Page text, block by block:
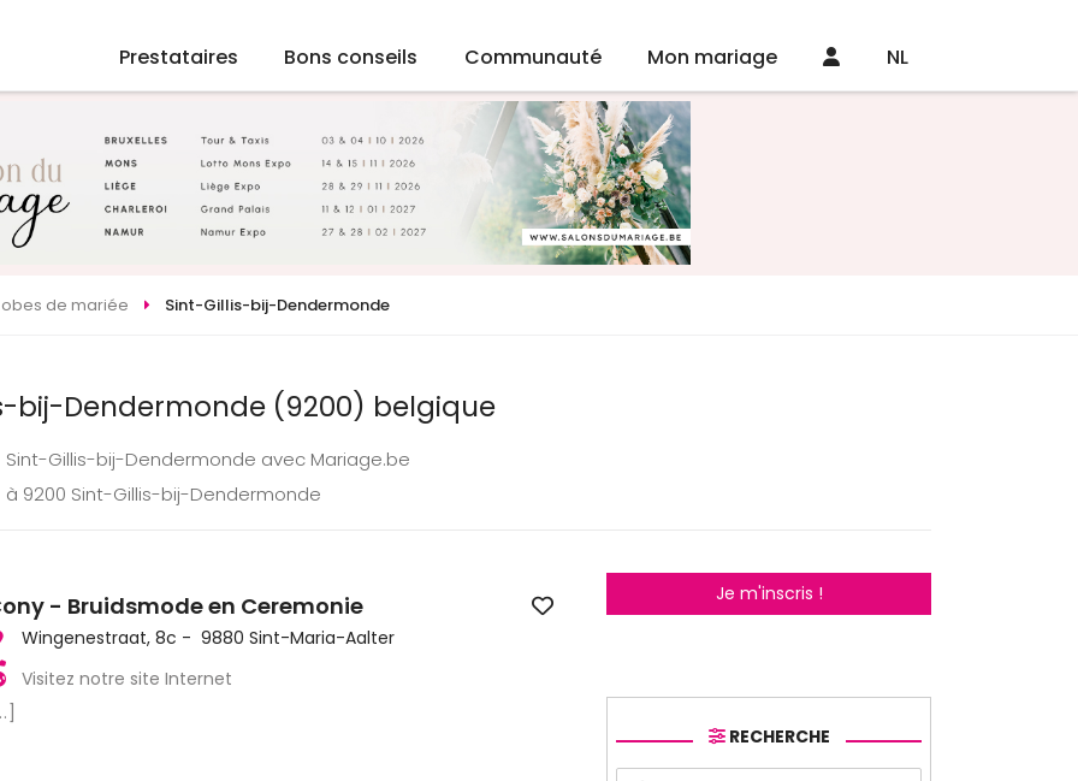
Prestataires Bons conseils Communauté Mon mariage NL
de mariée Sint-Gillis-bij-Dendermonde
bij-Dendermonde (9200) belgique
Gillis-bij-Dendermonde avec Mariage.be
9200 Sint-Gillis-bij-Dendermonde
- Bruidsmode en Ceremonie
Wingenestraat, 8c - 9880 Sint-Maria-Aalter
Visitez notre site Internet
Je m'inscris !
RECHERCHE